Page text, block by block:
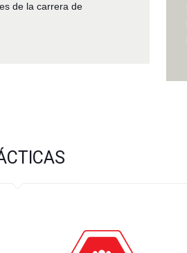
de la carrera de